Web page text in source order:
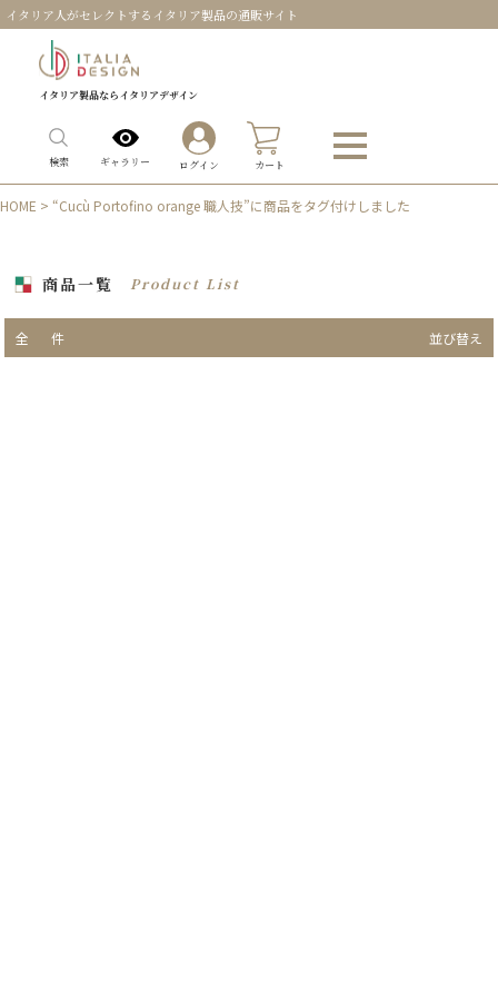
イタリア人がセレクトするイタリア製品の通販サイト
イタリア製品ならイタリアデザイン
検索 ギャラリー ログイン カート
HOME > “Cucù Portofino orange 職人技”に商品をタグ付けしました
商品一覧 Product List
全 件 並び替え